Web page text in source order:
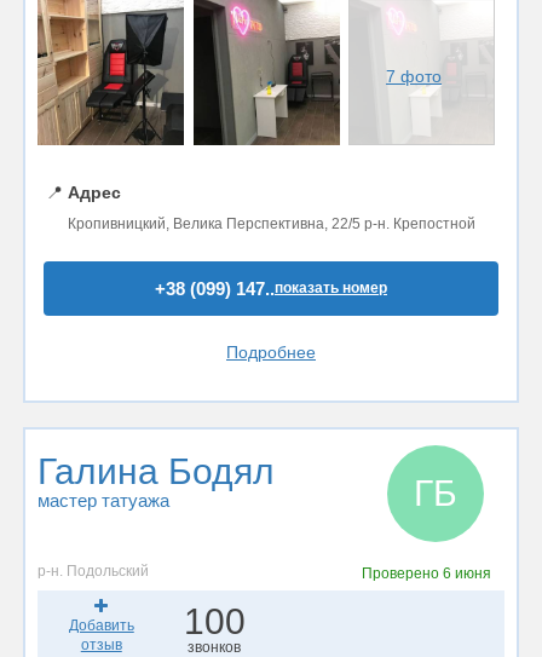
7 фото
📍 Адрес
Кропивницкий, Велика Перспективна, 22/5 р-н. Крепостной
+38 (099) 147..показать номер
Подробнее
Галина Бодял
мастер татуажа ГБ
р-н. Подольский Проверено6 июня
Добавить
отзыв
100
звонков